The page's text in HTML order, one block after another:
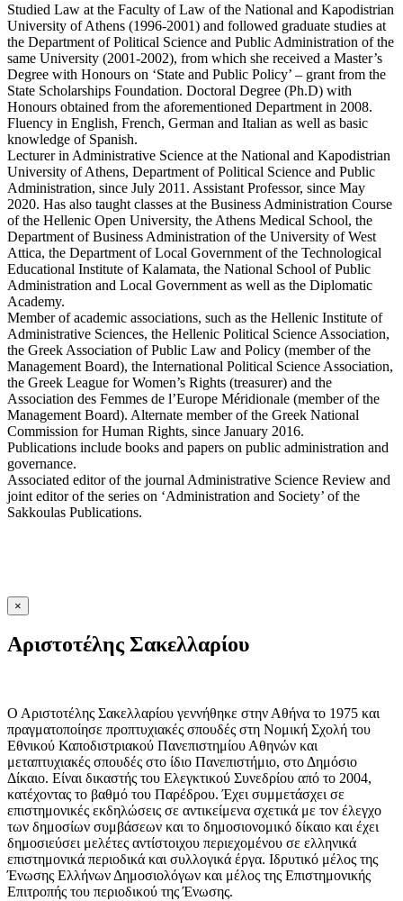
Studied Law at the Faculty of Law of the National and Kapodistrian
University of Athens (1996-2001) and followed graduate studies at
the Department of Political Science and Public Administration of the
same University (2001-2002), from which she received a Master’s
Degree with Honours on ‘State and Public Policy’ – grant from the
State Scholarships Foundation. Doctoral Degree (Ph.D) with
Honours obtained from the aforementioned Department in 2008.
Fluency in English, French, German and Italian as well as basic
knowledge of Spanish.
Lecturer in Administrative Science at the National and Kapodistrian
University of Athens, Department of Political Science and Public
Administration, since July 2011. Assistant Professor, since May
2020. Has also taught classes at the Business Administration Course
of the Hellenic Open University, the Athens Medical School, the
Department of Business Administration of the University of West
Attica, the Department of Local Government of the Technological
Educational Institute of Kalamata, the National School of Public
Administration and Local Government as well as the Diplomatic
Academy.
Member of academic associations, such as the Hellenic Institute of
Administrative Sciences, the Hellenic Political Science Association,
the Greek Association of Public Law and Policy (member of the
Management Board), the International Political Science Association,
the Greek League for Women’s Rights (treasurer) and the
Association des Femmes de l’Europe Méridionale (member of the
Management Board). Alternate member of the Greek National
Commission for Human Rights, since January 2016.
Publications include books and papers on public administration and
governance.
Associated editor of the journal Administrative Science Review and
joint editor of the series on ‘Administration and Society’ of the
Sakkoulas Publications.
×
Αριστοτέλης Σακελλαρίου
Ο Αριστοτέλης Σακελλαρίου γεννήθηκε στην Αθήνα το 1975 και
πραγματοποίησε προπτυχιακές σπουδές στη Νομική Σχολή του
Εθνικού Καποδιστριακού Πανεπιστημίου Αθηνών και
μεταπτυχιακές σπουδές στο ίδιο Πανεπιστήμιο, στο Δημόσιο
Δίκαιο. Είναι δικαστής του Ελεγκτικού Συνεδρίου από το 2004,
κατέχοντας το βαθμό του Παρέδρου. Έχει συμμετάσχει σε
επιστημονικές εκδηλώσεις σε αντικείμενα σχετικά με τον έλεγχο
των δημοσίων συμβάσεων και το δημοσιονομικό δίκαιο και έχει
δημοσιεύσει μελέτες αντίστοιχου περιεχομένου σε ελληνικά
επιστημονικά περιοδικά και συλλογικά έργα. Ιδρυτικό μέλος της
Ένωσης Ελλήνων Δημοσιολόγων και μέλος της Επιστημονικής
Επιτροπής του περιοδικού της Ένωσης.